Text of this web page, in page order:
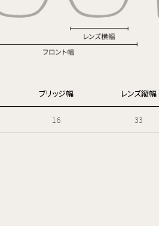
ブリッジ幅 レンズ縦幅
16 33